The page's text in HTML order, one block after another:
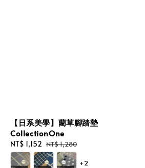
【日系美學】藺草腳踏墊
CollectionOne
Sale
price
NT$ 1,152 Regular
price
NT$ 1,280
+2